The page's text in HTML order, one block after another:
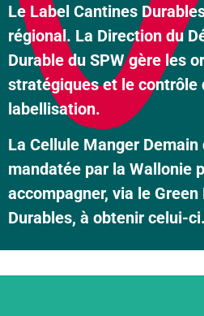
Le Label Cantines
régional. La Direction du
Durable du SPW gère les
stratégiques et le contrôle
labellisation.
La Cellule Manger
mandatée par la Wallonie
accompagner, via le
Durables, à obtenir celui-ci.